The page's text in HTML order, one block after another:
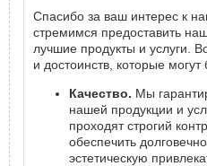
Спасибо за ваш интерес к
стремимся предоставить
лучшие продукты и услуги.
и достоинств, которые
Качество. Мы
нашей продукции и
проходят строгий
обеспечить
эстетическую